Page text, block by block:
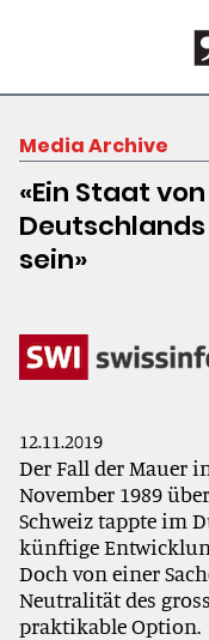
content
Media Archive
«Ein Staat
sein»
12.11.2019
Der Fall der Mauer
November 1989
Schweiz tappte im
künftige
Doch von einer
Neutralität des
praktikable Option.